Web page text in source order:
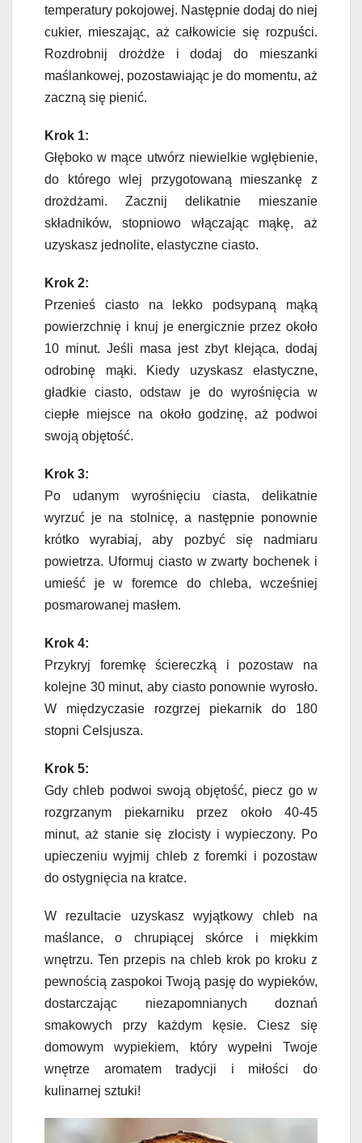
temperatury pokojowej. Następnie dodaj do niej
cukier, mieszając, aż całkowicie się rozpuści.
Rozdrobnij drożdże i dodaj do mieszanki
maślankowej, pozostawiając je do momentu, aż
zaczną się pienić.
Krok 1:
Głęboko w mące utwórz niewielkie wgłębienie,
do którego wlej przygotowaną mieszankę z
drożdżami. Zacznij delikatnie mieszanie
składników, stopniowo włączając mąkę, aż
uzyskasz jednolite, elastyczne ciasto.
Krok 2:
Przenieś ciasto na lekko podsypaną mąką
powierzchnię i knuj je energicznie przez około
10 minut. Jeśli masa jest zbyt klejąca, dodaj
odrobinę mąki. Kiedy uzyskasz elastyczne,
gładkie ciasto, odstaw je do wyrośnięcia w
ciepłe miejsce na około godzinę, aż podwoi
swoją objętość.
Krok 3:
Po udanym wyrośnięciu ciasta, delikatnie
wyrzuć je na stolnicę, a następnie ponownie
krótko wyrabiaj, aby pozbyć się nadmiaru
powietrza. Uformuj ciasto w zwarty bochenek i
umieść je w foremce do chleba, wcześniej
posmarowanej masłem.
Krok 4:
Przykryj foremkę ściereczką i pozostaw na
kolejne 30 minut, aby ciasto ponownie wyrosło.
W międzyczasie rozgrzej piekarnik do 180
stopni Celsjusza.
Krok 5:
Gdy chleb podwoi swoją objętość, piecz go w
rozgrzanym piekarniku przez około 40-45
minut, aż stanie się złocisty i wypieczony. Po
upieczeniu wyjmij chleb z foremki i pozostaw
do ostygnięcia na kratce.
W rezultacie uzyskasz wyjątkowy chleb na
maślance, o chrupiącej skórce i miękkim
wnętrzu. Ten przepis na chleb krok po kroku z
pewnością zaspokoi Twoją pasję do wypieków,
dostarczając niezapomnianych doznań
smakowych przy każdym kęsie. Ciesz się
domowym wypiekiem, który wypełni Twoje
wnętrze aromatem tradycji i miłości do
kulinarnej sztuki!